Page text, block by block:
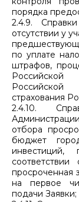
порядка
2.4.9.
отсутствии у
по уплате
штрафов,
страхования
2.4.10.
отбора
бюджет
просроченная
на первое
подачи Заявки;